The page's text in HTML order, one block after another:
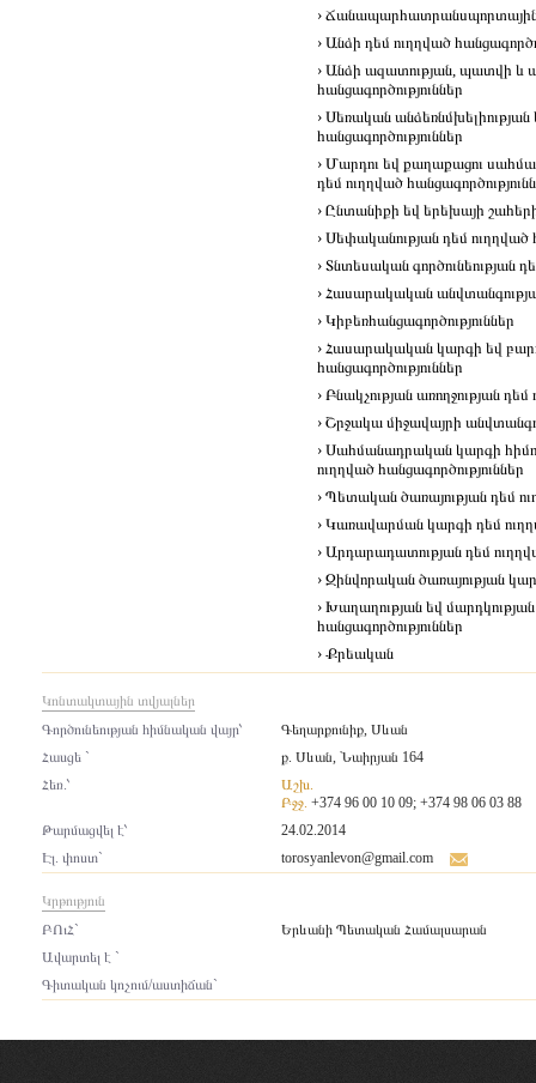
›
› Անձի դեմ ուղղված
› Անձի ազատության, պատվի և
հանցագործություններ
› Սեռական
հանցագործություններ
› Մարդու եվ քաղաքացու
դեմ ուղղված
› Ընտանիքի եվ երեխայի
› Սեփականության դեմ ուղղված
› Տնտեսական գործունեության
› Հասարակական
› Կիբեռհանցագործություններ
› Հասարակական կարգի եվ
հանցագործություններ
› Բնակչության առողջության
› Շրջակա միջավայրի
› Սահմանադրական կարգի
ուղղված հանցագործություններ
› Պետական ծառայության դեմ
› Կառավարման կարգի դեմ
› Արդարադատության դեմ
› Զինվորական ծառայության
› Խաղաղության եվ
հանցագործություններ
› Քրեական
Կոնտակտային տվյալներ
Գործունեության հիմնական վայր՝
Գեղարքունիք, Սևան
Հասցե `
ք. Սևան, Նաիրյան 164
Հեռ.՝
Աշխ.
Բջջ. +374 96 00 10 09; +374 98 06 03 88
Թարմացվել է՝
24.02.2014
Էլ. փոստ`
torosyanlevon@gmail.com
Կրթություն
ԲՈւՀ`
Երևանի Պետական Համալսարան
Ավարտել է `
Գիտական կոչում/աստիճան`